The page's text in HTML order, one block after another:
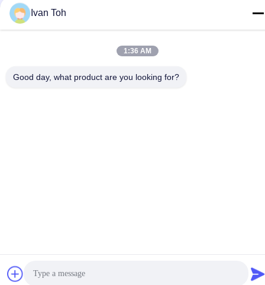
電子メール
Ivan Toh
1:36 AM
Good day, what product are you looking for?